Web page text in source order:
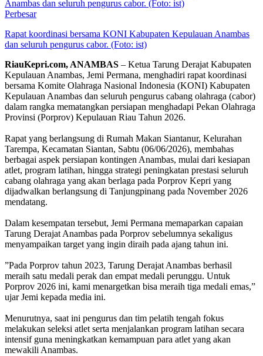
Perbesar
Rapat koordinasi bersama KONI Kabupaten Kepulauan Anambas
dan seluruh pengurus cabor. (Foto: ist)
‎RiauKepri.com, ANAMBAS – Ketua Tarung Derajat Kabupaten
Kepulauan Anambas, Jemi Permana, menghadiri rapat koordinasi
bersama Komite Olahraga Nasional Indonesia (KONI) Kabupaten
Kepulauan Anambas dan seluruh pengurus cabang olahraga (cabor)
dalam rangka mematangkan persiapan menghadapi Pekan Olahraga
Provinsi (Porprov) Kepulauan Riau Tahun 2026.
‎Rapat yang berlangsung di Rumah Makan Siantanur, Kelurahan
Tarempa, Kecamatan Siantan, Sabtu (06/06/2026), membahas
berbagai aspek persiapan kontingen Anambas, mulai dari kesiapan
atlet, program latihan, hingga strategi peningkatan prestasi seluruh
cabang olahraga yang akan berlaga pada Porprov Kepri yang
dijadwalkan berlangsung di Tanjungpinang pada November 2026
mendatang.
‎Dalam kesempatan tersebut, Jemi Permana memaparkan capaian
Tarung Derajat Anambas pada Porprov sebelumnya sekaligus
menyampaikan target yang ingin diraih pada ajang tahun ini.
‎”Pada Porprov tahun 2023, Tarung Derajat Anambas berhasil
meraih satu medali perak dan empat medali perunggu. Untuk
Porprov 2026 ini, kami menargetkan bisa meraih tiga medali emas,”
ujar Jemi kepada media ini.
‎Menurutnya, saat ini pengurus dan tim pelatih tengah fokus
melakukan seleksi atlet serta menjalankan program latihan secara
intensif guna meningkatkan kemampuan para atlet yang akan
mewakili Anambas.